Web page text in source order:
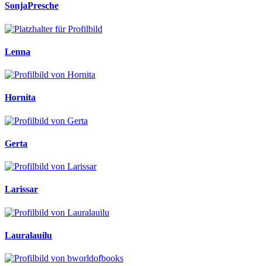
SonjaPresche
Lenna
Hornita
Gerta
Larissar
Lauralauilu